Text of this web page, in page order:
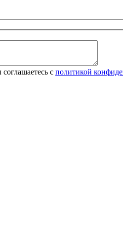
с политикой